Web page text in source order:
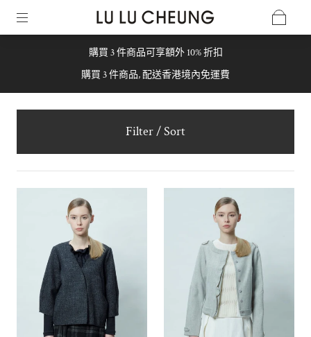
購買 3 件商品可享額外 10% 折扣
購買 3 件商品, 配送香港境內免運費
Filter / Sort